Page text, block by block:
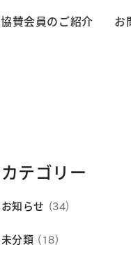
協賛会員のご紹介 お
カテゴリー
お知らせ (34)
未分類 (18)